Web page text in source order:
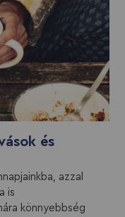
és
azzal
is
könnyebbség